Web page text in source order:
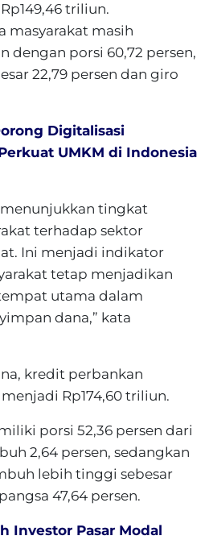
triliun.
masyarakat masih
dengan porsi 60,72 persen,
22,79 persen dan giro
Digitalisasi
UMKM di Indonesia
tingkat
terhadap sektor
Ini menjadi indikator
tetap menjadikan
utama dalam
dana,” kata
kredit perbankan
Rp174,60 triliun.
porsi 52,36 persen dari
2,64 persen, sedangkan
lebih tinggi sebesar
47,64 persen.
Investor Pasar Modal